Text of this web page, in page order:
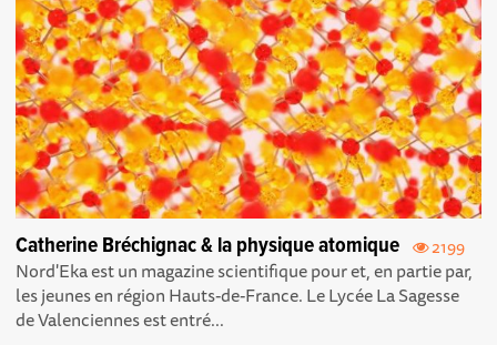
2199
Catherine Bréchignac & la physique atomique
Nord'Eka est un magazine scientifique pour et, en partie par,
les jeunes en région Hauts-de-France. Le Lycée La Sagesse
de Valenciennes est entré...